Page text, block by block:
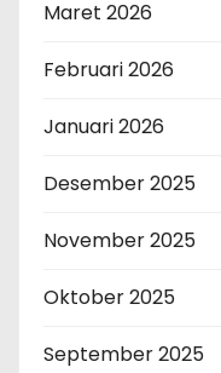
Maret 2026
Februari 2026
Januari 2026
Desember 2025
November 2025
Oktober 2025
September 2025